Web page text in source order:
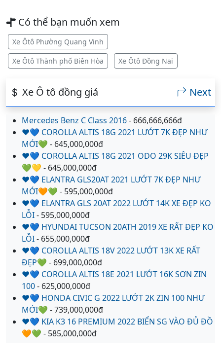
Có thể bạn muốn xem
Xe Ôtô Phường Quang Vinh
Xe Ôtô Thành phố Biên Hòa Xe Ôtô Đồng Nai
Xe Ô tô đồng giá Next
Mercedes Benz C Class 2016- 666,666,666đ
❤️💙 COROLLA ALTIS 18G 2021 LƯỚT 7K ĐẸP NHƯ
MỚI💚 - 645,000,000đ
❤️💙 COROLLA ALTIS 18G 2021 ODO 29K SIÊU ĐẸP
💚💛 - 645,000,000đ
❤️💙 ELANTRA GLS20AT 2021 LƯỚT 7K ĐẸP NHƯ
MỚI🧡💚 - 595,000,000đ
❤️💙 ELANTRA GLS 20AT 2022 LƯỚT 14K XE ĐẸP KO
LỖI- 595,000,000đ
❤️💙 HYUNDAI TUCSON 20ATH 2019 XE RẤT ĐẸP KO
LỖI- 655,000,000đ
❤️💙 COROLLA ALTIS 18V 2022 LƯỚT 13K XE RẤT
ĐẸP💚 - 699,000,000đ
❤️💙 COROLLA ALTIS 18E 2021 LƯỚT 16K SƠN ZIN
100- 625,000,000đ
❤️💙 HONDA CIVIC G 2022 LƯỚT 2K ZIN 100 NHƯ
MỚI💚 - 739,000,000đ
❤️💙 KIA K3 16 PREMIUM 2022 BIỂN SG VÀO ĐỦ ĐỒ
🧡💚 - 585,000,000đ